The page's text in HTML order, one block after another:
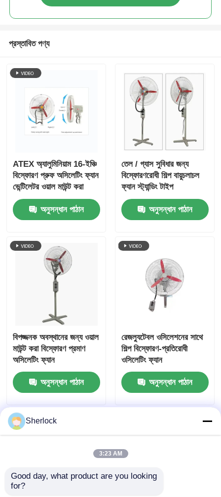
প্রস্তাবিত পণ্য
ATEX অ্যালুমিনিয়াম 16-ইঞ্চি
বিস্ফোরণ প্রুফ অসিলেটিং ফ্যান
ভেন্টিলেটর ওয়াল মাউন্ট করা
হয়েছে
অনুসন্ধান পাঠান
তেল / গ্যাস সুবিধার জন্য
বিস্ফোরণরোধী শিল্প বায়ুচলাচল
ফ্যান স্ট্যান্ডিং টাইপ
অনুসন্ধান পাঠান
বিপজ্জনক অবস্থানের জন্য ওয়াল
মাউন্ট করা বিস্ফোরণ প্রমাণ
অসিলেটিং ফ্যান
অনুসন্ধান পাঠান
রেজল্যুটেবল ওসিলেশনের সাথে
শিল্প বিস্ফোরণ-প্রতিরোধী
ওসিলেটিং ফ্যান
অনুসন্ধান পাঠান
Sherlock
3:23 AM
Good day, what product are you looking
for?